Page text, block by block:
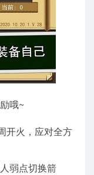
哦~
开火，应对全方
弱点切换箭